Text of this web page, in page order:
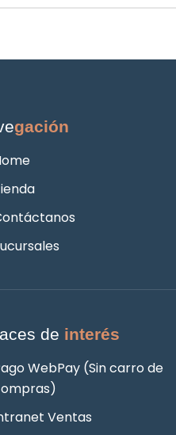
gación
de interés
WebPay (Sin carro de
Ventas